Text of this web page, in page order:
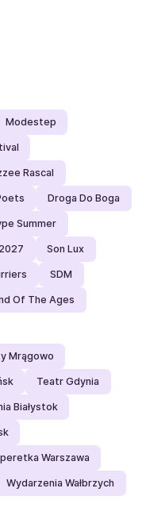
Modestep
Rascal
Droga Do Boga
Summer
Son Lux
SDM
Of The Ages
Mrągowo
Teatr Gdynia
Białystok
Warszawa
Wydarzenia Wałbrzych